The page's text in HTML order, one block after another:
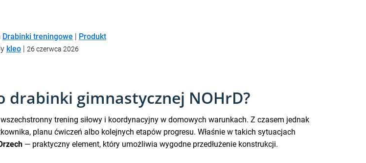
Drabinki treningowe | Produkt
kleo | 26 czerwca 2026
drabinki gimnastycznej NOHrD?
trening siłowy i koordynacyjny w domowych warunkach. Z czasem jednak
planu ćwiczeń albo kolejnych etapów progresu. Właśnie w takich sytuacjach
— praktyczny element, który umożliwia wygodne przedłużenie konstrukcji.